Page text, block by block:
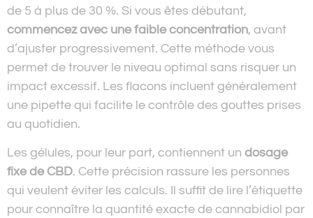
de 5 à plus de 30 %. Si vous êtes débutant,
commencez avec une faible concentration, avant
d’ajuster progressivement. Cette méthode vous
permet de trouver le niveau optimal sans risquer un
impact excessif. Les flacons incluent généralement
une pipette qui facilite le contrôle des gouttes prises
au quotidien.
Les gélules, pour leur part, contiennent un dosage
fixe de CBD. Cette précision rassure les personnes
qui veulent éviter les calculs. Il suffit de lire l’étiquette
pour connaître la quantité exacte de cannabidiol par